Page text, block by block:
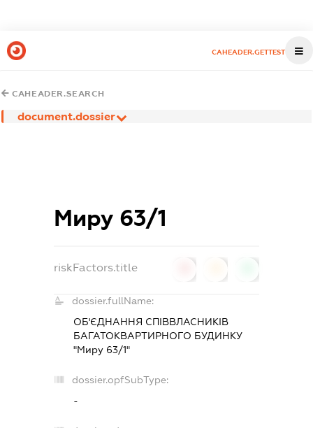
CAHEADER.GETTEST
CAHEADER.SEARCH
document.dossier
Миру 63/1
riskFactors.title
dossier.fullName:
ОБ'ЄДНАННЯ СПІВВЛАСНИКІВ
БАГАТОКВАРТИРНОГО БУДИНКУ
"Миру 63/1"
dossier.opfSubType:
-